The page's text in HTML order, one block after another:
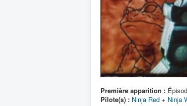
Première apparition :
Pilote(s) : Ninja Red + Ninja